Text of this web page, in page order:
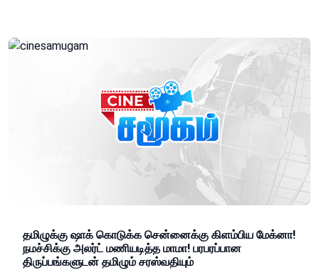
தமிழுக்கு ஷாக் கொடுக்க சென்னைக்கு கிளம்பிய மேக்னா!
நமச்சிக்கு அலர்ட் மணியடித்த மாமா! பரபரப்பான
திருப்பங்களுடன் தமிழும் சரஸ்வதியும்